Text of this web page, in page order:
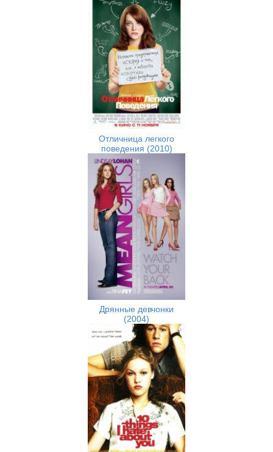
Отличница легкого
поведения (2010)
Дрянные девчонки
(2004)